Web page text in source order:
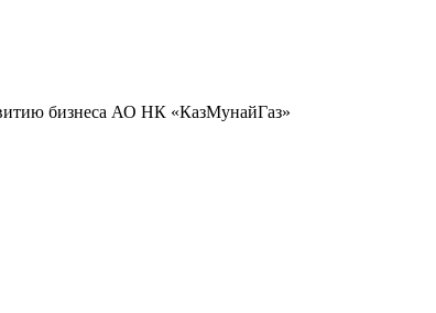
бизнеса АО НК «КазМунайГаз»